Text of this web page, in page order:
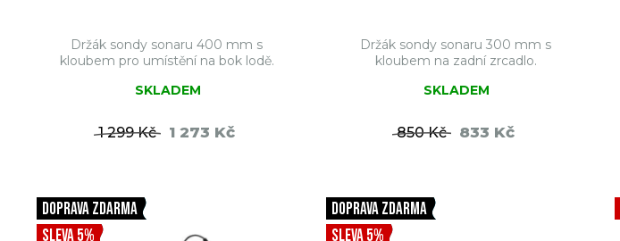
Držák sondy sonaru 400 mm s
kloubem pro umístění na bok lodě.
SKLADEM
1 299 Kč 1 273 Kč
Držák sondy sonaru 300 mm s
kloubem na zadní zrcadlo.
SKLADEM
850 Kč 833 Kč
DOPRAVA ZDARMA
SLEVA 5%
DOPRAVA ZDARMA
SLEVA 5%